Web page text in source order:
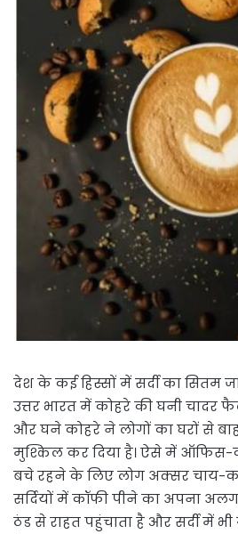
देश के कई हिस्सों में सर्दी का सितम
उत्तर भारत में कोहरे की घनी चादर
और घने कोहरे ने लोगों का घरों से
मुश्किल कर दिया है। ऐसे में ऑफिस-
बचे रहने के लिए लोग अक्सर चाय-
सर्दियों में कॉफी पीने का अपना
ठंड से राहत पहुंचाता है और सर्दी में